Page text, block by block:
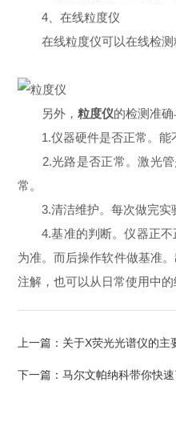
4、在线粒度仪
在线粒度仪可以在线检测
另外， 粒度仪的检测准
1.仪器硬件是否正常。能不
2.光路是否正常。激光管
常。
3.清洁维护。每次做完实验
4.基准的判断。仪器正不正
为准。而后操作软件做基准
注解，也可以从日常使用中的
上一篇： 关于X荧光光谱仪的主
下一篇： 马尔文帕纳科带你快